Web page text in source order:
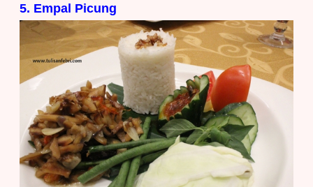
5. Empal Picung